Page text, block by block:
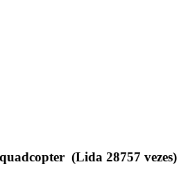
(Lida 28757 vezes)